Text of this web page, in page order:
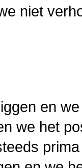
niet
en
we het